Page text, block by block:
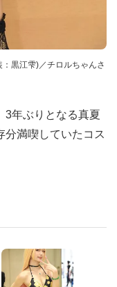
黒江雫)／チロルちゃんさ
3年ぶりとなる真夏
分満喫していたコス